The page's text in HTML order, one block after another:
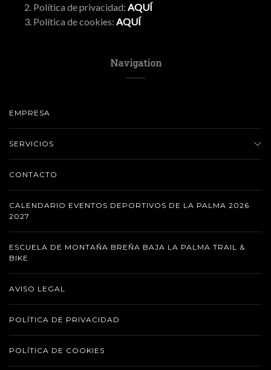
Política de privacidad: AQUÍ
Política de cookies: AQUÍ
Navigation
EMPRESA
SERVICIOS
CONTACTO
CALENDARIO EVENTOS DEPORTIVOS DE LA PALMA 2026
2027
ESCUELA DE MONTAÑA BREÑA BAJA LA PALMA TRAIL &
BIKE
AVISO LEGAL
POLÍTICA DE PRIVACIDAD
POLÍTICA DE COOKIES